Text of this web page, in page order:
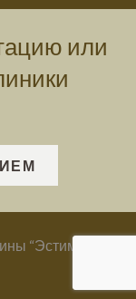
или
“Эстимед” –